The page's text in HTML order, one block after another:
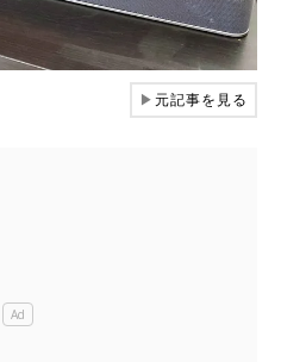
▶元記事を見る